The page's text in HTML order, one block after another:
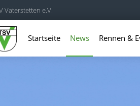
Vaterstetten e.V.
Startseite News Rennen &